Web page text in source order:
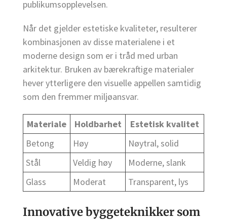
publikumsopplevelsen.
Når det gjelder estetiske kvaliteter, resulterer
kombinasjonen av disse materialene i et
moderne design som er i tråd med urban
arkitektur. Bruken av bærekraftige materialer
hever ytterligere den visuelle appellen samtidig
som den fremmer miljøansvar.
Materiale Holdbarhet
Estetisk kvalitet
Betong
Høy
Nøytral, solid
Stål
Veldig høy
Moderne, slank
Glass
Moderat Transparent, lys
Innovative byggeteknikker som